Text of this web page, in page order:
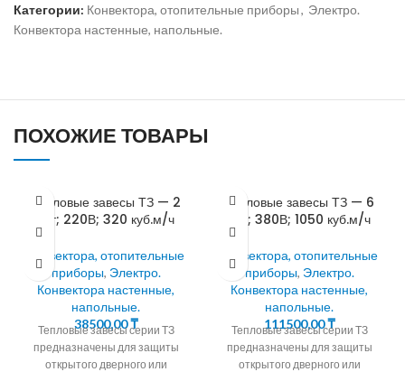
Категории: Конвектора, отопительные приборы, Электро.
Конвектора настенные, напольные.
ПОХОЖИЕ ТОВАРЫ
Тепловые завесы ТЗ — 2
кВт; 220В; 320 куб.м/ч
Конвектора, отопительные
приборы, Электро.
Конвектора настенные,
напольные.
38500,00₸
Тепловые завесы серии ТЗ
предназначены для защиты
открытого дверного или
Тепловые завесы ТЗ — 6
кВт; 380В; 1050 куб.м/ч
Конвектора, отопительные
приборы, Электро.
Конвектора настенные,
напольные.
111500,00₸
Тепловые завесы серии ТЗ
предназначены для защиты
открытого дверного или